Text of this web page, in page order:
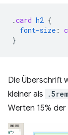
.card h2 {
font-size :
}
Die Überschrift
kleiner als
.5rem
Werten 15%